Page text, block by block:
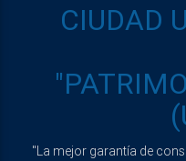
CIUDAD
"La mejor garantía de